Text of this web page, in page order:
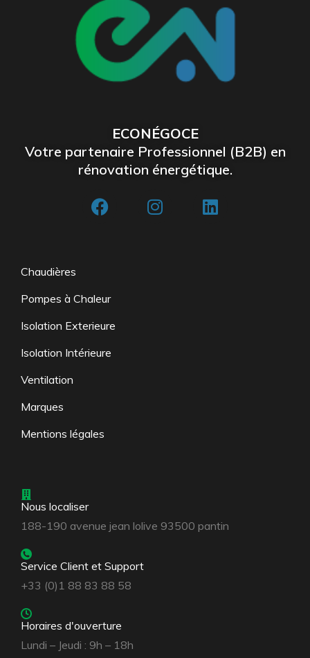
ECONÉGOCE
Votre partenaire Professionnel (B2B) en
rénovation énergétique.
Chaudières
Pompes à Chaleur
Isolation Exterieure
Isolation Intérieure
Ventilation
Marques
Mentions légales
Nous localiser
188-190 avenue jean lolive 93500 pantin
Service Client et Support
+33 (0)1 88 83 88 58
Horaires d'ouverture
Lundi – Jeudi : 9h – 18h